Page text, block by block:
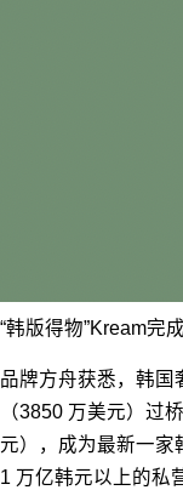
“韩版得物”Kream完
品牌方舟获悉，韩国
（3850 万美元）过
元），成为最新一家
1 万亿韩元以上的私